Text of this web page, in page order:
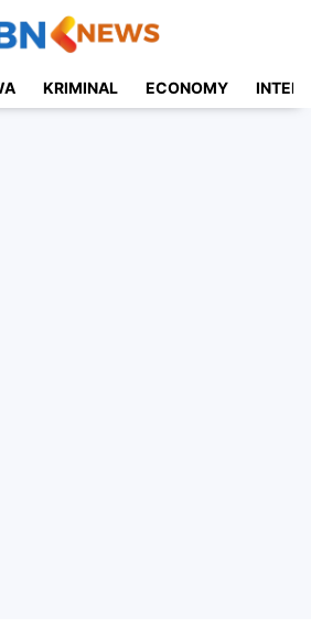
KRIMINAL ECONOMY